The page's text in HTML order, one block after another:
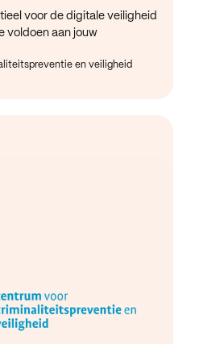
voor de digitale veiligheid
voldoen aan jouw
en veiligheid